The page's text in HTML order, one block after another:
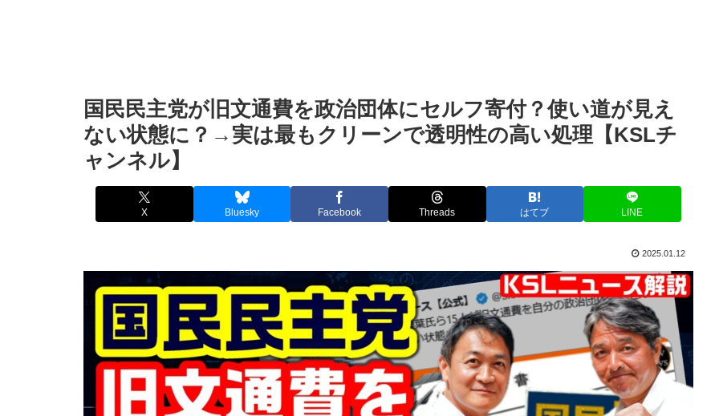
国民民主党が旧文通費を政治団体にセルフ寄付？使い道が見え
ない状態に？→実は最もクリーンで透明性の高い処理【KSLチ
ャンネル】
X Bluesky Facebook Threads はてブ LINE
2025.01.12